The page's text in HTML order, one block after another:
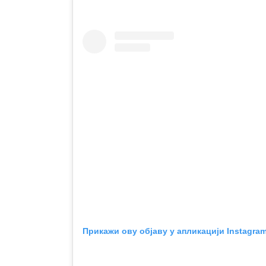
Прикажи ову објаву у апликацији